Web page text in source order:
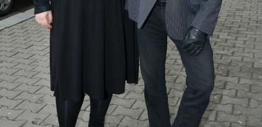
Videa
Sledujte prima+
Přihlášení